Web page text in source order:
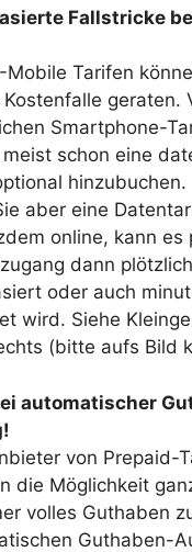
Fallstricke
Tarifen
geraten.
Smartphone-
schon eine
hinzubuchen.
aber eine
online, kann es
dann plötzlich
oder auch
wird. Siehe
(bitte aufs Bild
automatischer
von Prepaid-
die Möglichkeit
volles Guthaben
Guthaben-